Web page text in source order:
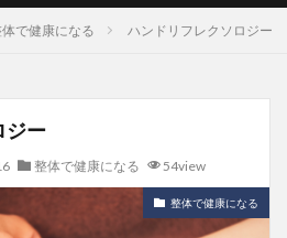
で健康になる ハンドリフレクソロジー
ジー
整体で健康になる 54view
整体で健康になる